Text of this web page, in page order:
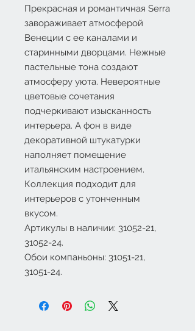
Прекрасная и романтичная Serra
завораживает атмосферой
Венеции с ее каналами и
старинными дворцами. Нежные
пастельные тона создают
атмосферу уюта. Невероятные
цветовые сочетания
подчеркивают изысканность
интерьера. А фон в виде
декоративной штукатурки
наполняет помещение
итальянским настроением.
Коллекция подходит для
интерьеров с утонченным
вкусом.
Артикулы в наличии: 31052-21,
31052-24.
Обои компаньоны: 31051-21,
31051-24.